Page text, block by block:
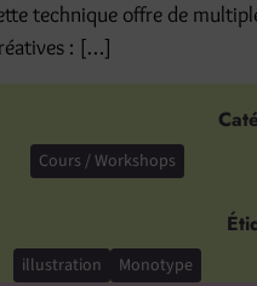
technique offre de
: […]
Cours / Workshops
illustration Monotype